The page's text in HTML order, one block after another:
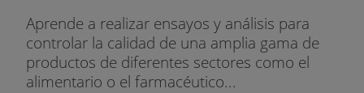
Aprende a realizar ensayos y análisis para
controlar la calidad de una amplia gama de
productos de diferentes sectores como el
alimentario o el farmacéutico...